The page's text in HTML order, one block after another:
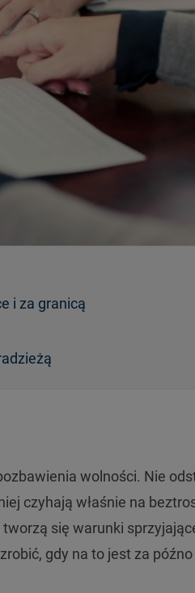
i za granicą
wolności. Nie
czyhają właśnie na
się warunki
gdy na to jest za